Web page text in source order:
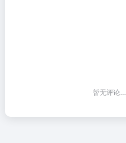
暂无评论...